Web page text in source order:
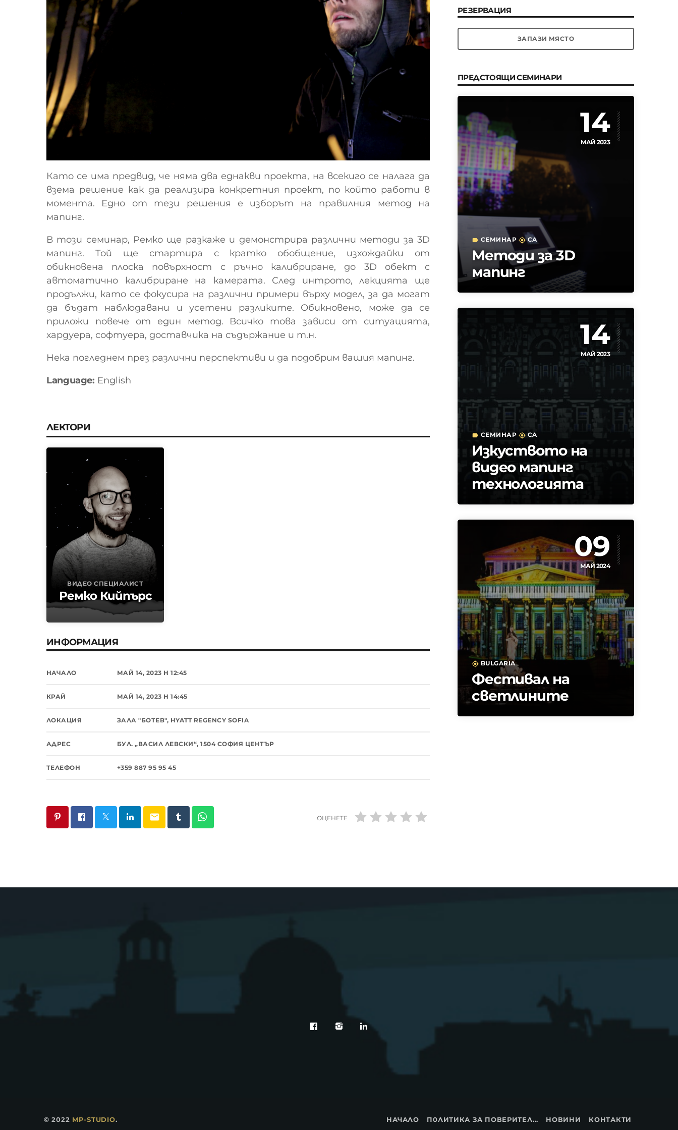
Като се има предвид, че няма два еднакви проекта, на всекиго се налага да
взема решение как да реализира конкретния проект, по който работи в
момента. Едно от тези решения е изборът на правилния метод на
мапинг.
В този семинар, Ремко ще разкаже и демонстрира различни методи за 3D
мапинг. Той ще стартира с кратко обобщение, изхождайки от
обикновена плоска повърхност с ръчно калибриране, до 3D обект с
автоматично калибриране на камерата. След интрото, лекцията ще
продължи, като се фокусира на различни примери върху модел, за да могат
да бъдат наблюдавани и усетени разликите. Обикновено, може да се
приложи повече от един метод. Всичко това зависи от ситуацията,
хардуера, софтуера, доставчика на съдържание и т.н.
Нека погледнем през различни перспективи и да подобрим вашия мапинг.
Language: English
ЛЕКТОРИ
ВИДЕО СПЕЦИАЛИСТ
Ремко Кийпърс
ИНФОРМАЦИЯ
НАЧАЛО МАЙ 14, 2023 H 12:45
КРАЙ МАЙ 14, 2023 H 14:45
ЛОКАЦИЯ ЗАЛА "БОТЕВ", HYATT REGENCY SOFIA
АДРЕС БУЛ. „ВАСИЛ ЛЕВСКИ“, 1504 СОФИЯ ЦЕНТЪР
ТЕЛЕФОН +359 887 95 95 45
email ОЦЕНЕТЕ
РЕЗЕРВАЦИЯ
ЗАПАЗИ МЯСТО
ПРЕДСТОЯЩИ СЕМИНАРИ
14
МАЙ 2023
label СЕМИНАР my_location CA
Методи за 3D
мапинг
14
МАЙ 2023
label СЕМИНАР my_location CA
Изкуството на
видео мапинг
технологията
09
МАЙ 2024
my_location BULGARIA
Фестивал на
светлините
© 2022 MP-STUDIO. НАЧАЛО П0ЛИТИКА ЗА ПОВЕРИТЕЛНОСТ НОВИНИ КОНТАКТИ